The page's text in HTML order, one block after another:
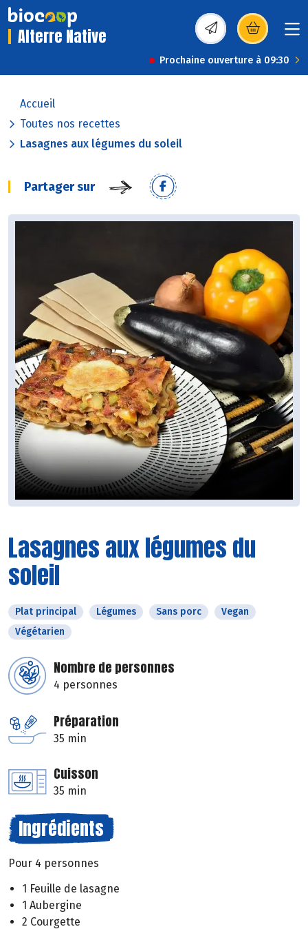
Alterre Native (s’ouvre dans une
Prochaine ouverture à 09:30
Accueil
Toutes nos recettes
Lasagnes aux légumes du soleil
Partager sur
Lasagnes aux légumes du
soleil
Plat principal Légumes Sans porc
Vegan
Végétarien
Nombre de personnes
4 personnes
Préparation
35 min
Cuisson
35 min
Ingrédients
Pour 4 personnes
1 Feuille de lasagne
1 Aubergine
2 Courgette